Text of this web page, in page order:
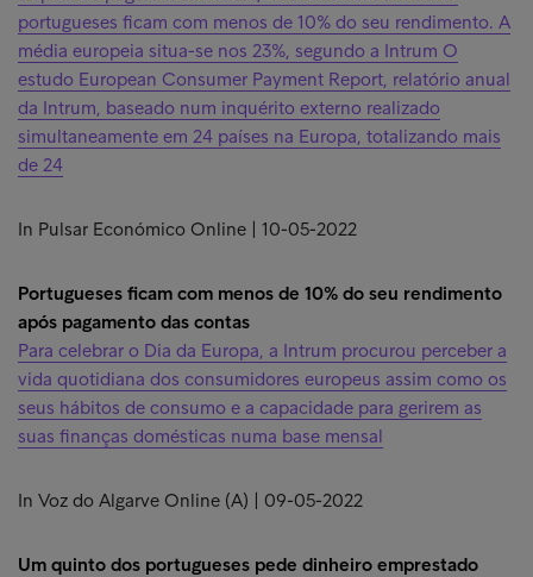
portugueses ficam com menos de 10% do seu rendimento. A
média europeia situa-se nos 23%, segundo a Intrum O
estudo European Consumer Payment Report, relatório anual
da Intrum, baseado num inquérito externo realizado
simultaneamente em 24 países na Europa, totalizando mais
de 24
In Pulsar Económico Online | 10-05-2022
Portugueses ficam com menos de 10% do seu rendimento
após pagamento das contas
Para celebrar o Dia da Europa, a Intrum procurou perceber a
vida quotidiana dos consumidores europeus assim como os
seus hábitos de consumo e a capacidade para gerirem as
suas finanças domésticas numa base mensal
In Voz do Algarve Online (A) | 09-05-2022
Um quinto dos portugueses pede dinheiro emprestado